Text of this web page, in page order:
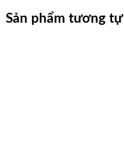
Sản phẩm tương tự